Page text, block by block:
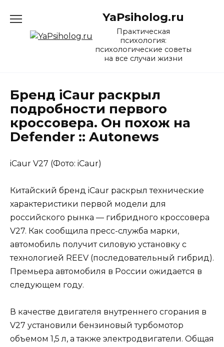
содержанию
YaPsiholog.ru
Практическая
психология:
психологические советы
на все случаи жизни
Бренд iCaur раскрыл
подробности первого
кроссовера. Он похож на
Defender :: Autonews
iCaur V27 (Фото: iCaur)
Китайский бренд iCaur раскрыл технические
характеристики первой модели для
российского рынка — гибридного кроссовера
V27. Как сообщила пресс-служба марки,
автомобиль получит силовую установку с
технологией REEV (последовательный гибрид).
Премьера автомобиля в России ожидается в
следующем году.
В качестве двигателя внутреннего сгорания в
V27 установили бензиновый турбомотор
объемом 1,5 л, а также электродвигатели. Общая